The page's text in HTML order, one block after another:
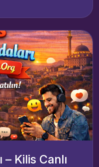
Kilis Canlı